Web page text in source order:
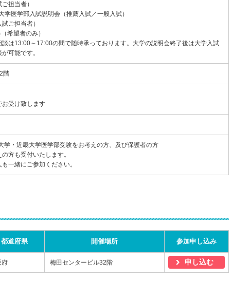
担当者）
学医学部入試説明会（推薦入試／一般入試）
ご担当者）
希望者のみ）
は13:00～17:00の間で随時承っております。大学の説明会終了後は大学入試
可能です。
階
受け致します
学・近畿大学医学部受験をお考えの方、及び保護者の方
方も受付いたします。
一緒にご参加ください。
都道府県 開催場所 参加申し込み
府 梅田センタービル32階 申し込む